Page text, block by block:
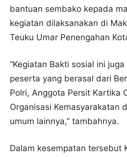
bantuan sembako kepada
kegiatan dilaksanakan di
Teuku Umar Penengahan
“Kegiatan Bakti sosial ini
peserta yang berasal dari
Polri, Anggota Persit Kartika
Organisasi Kemasyarakatan
umum lainnya,” tambahnya.
Dalam kesempatan tersebut